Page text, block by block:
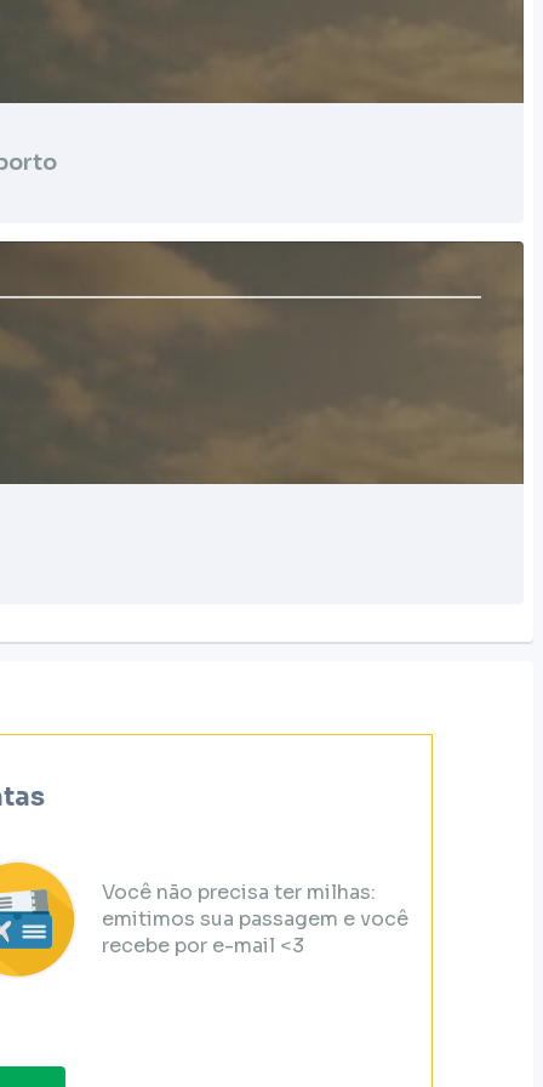
Você não precisa ter milhas:
emitimos sua passagem e você
recebe por e-mail <3